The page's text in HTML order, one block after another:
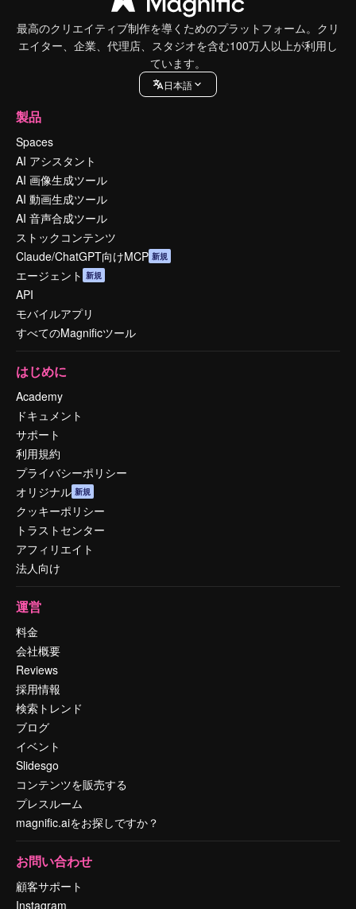
最高のクリエイティブ制作を導くためのプラットフォーム。クリ
エイター、企業、代理店、スタジオを含む100万人以上が利用し
ています。
日本語
製品
Spaces
AI アシスタント
AI 画像生成ツール
AI 動画生成ツール
AI 音声合成ツール
ストックコンテンツ
Claude/ChatGPT向けMCP 新規
エージェント 新規
API
モバイルアプリ
すべてのMagnificツール
はじめに
Academy
ドキュメント
サポート
利用規約
プライバシーポリシー
オリジナル 新規
クッキーポリシー
トラストセンター
アフィリエイト
法人向け
運営
料金
会社概要
Reviews
採用情報
検索トレンド
ブログ
イベント
Slidesgo
コンテンツを販売する
プレスルーム
magnific.aiをお探しですか？
お問い合わせ
顧客サポート
Instagram